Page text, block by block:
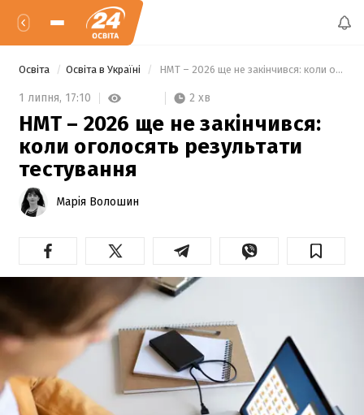
Освіта Освіта в Україні НМТ – 2026 ще не закінчився: коли оголосять результати тестування
1 липня, 17:10 2 хв
НМТ – 2026 ще не закінчився:
коли оголосять результати
тестування
Марія Волошин